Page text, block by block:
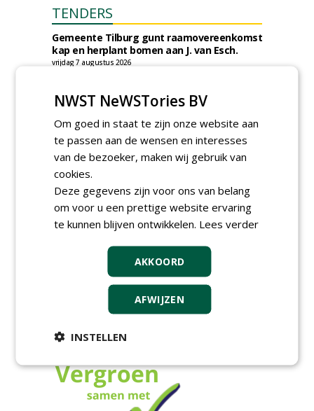
TENDERS
Gemeente Tilburg gunt raamovereenkomst
kap en herplant bomen aan J. van Esch.
vrijdag 7 augustus 2026
verbindingszone Zwaluwenbunders en
boslandschap Rugdijk aan Van Helvoirt
Groenprojecten
vrijdag 7 augustus 2026
Gemeente Eindhoven gunt groot
onderhoud ''Stedelijk bos'' binnen de
bebouwingscontour houtkap aan
Boomrooierij Weijtmans.
Academisch Ziekenhuis Maastricht gunt
onderhoud terreinen MUMC+ aan Jonkers
Hoveniers, Dolmans Landscaping Group en
dinsdag 4 augustus 2026
Provincie Drenthe gunt bestek 1879;
onderhoud bomen en beplantingen 2026,
provincie Drenthe aan Den Held
zondag 2 augustus 2026
NWST NeWSTories BV
Om goed in staat te zijn onze website aan
te passen aan de wensen en interesses
van de bezoeker, maken wij gebruik van
cookies.
Deze gegevens zijn voor ons van belang
om voor u een prettige website ervaring
te kunnen blijven ontwikkelen. Lees verder
AKKOORD
AFWIJZEN
INSTELLEN